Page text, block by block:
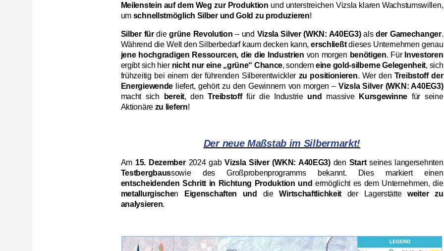
Meilenstein auf dem Weg zur Produktion und unterstreichen Vizsla klaren Wachstumswillen,
um schnellstmöglich Silber und Gold zu produzieren!
Silber für diegrüne Revolution – und Vizsla Silver (WKN: A40EG3)alsder Gamechanger.
Während die Welt den Silberbedarf kaum decken kann,erschließtdieses Unternehmen genau
jene hochgradigen Ressourcen, die die Industrien von morgen benötigen. Für Investoren
ergibt sich hier nicht nur eine „grüne“ Chance, sonderneine gold-silberne Gelegenheit, sich
frühzeitig bei einem der führenden Silberentwickler zu positionieren. Wer den Treibstoff der
Energiewende liefert, gehört zu den Gewinnern von morgen –Vizsla Silver (WKN: A40EG3)
macht sich
bereit, denTreibstofffür die Industrie und massive Kursgewinnefür seine
Aktionäre zu liefern!
Der neue Maßstab im Silbermarkt!
Am 15. Dezember2024 gabVizsla Silver (WKN: A40EG3)den Startseines langersehnten
Testbergbaussowie des Großprobenprogramms bekannt. Dies markiert einen
entscheidenden Schritt in Richtung Produktion und ermöglicht es dem Unternehmen, die
metallurgischen Eigenschaften und dieWirtschaftlichkeit der Lagerstätte weiter zu
analysieren.